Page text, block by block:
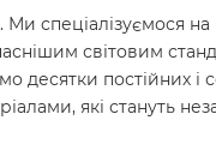
спеціалізуємося
світовим
десятки постійних
які стануть